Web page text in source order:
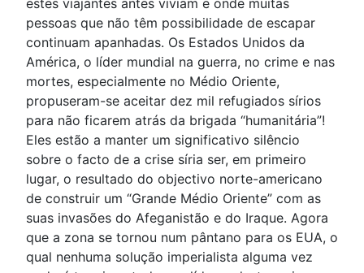
estes viajantes antes viviam e onde muitas
pessoas que não têm possibilidade de escapar
continuam apanhadas. Os Estados Unidos da
América, o líder mundial na guerra, no crime e nas
mortes, especialmente no Médio Oriente,
propuseram-se aceitar dez mil refugiados sírios
para não ficarem atrás da brigada “humanitária”!
Eles estão a manter um significativo silêncio
sobre o facto de a crise síria ser, em primeiro
lugar, o resultado do objectivo norte-americano
de construir um “Grande Médio Oriente” com as
suas invasões do Afeganistão e do Iraque. Agora
que a zona se tornou num pântano para os EUA, o
qual nenhuma solução imperialista alguma vez